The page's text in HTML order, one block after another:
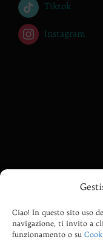
Ciao! In questo sito uso
navigazione, ti invito a
funzionamento o su
Tiktok
Instagram
Risveglio di
pratica, ricerca